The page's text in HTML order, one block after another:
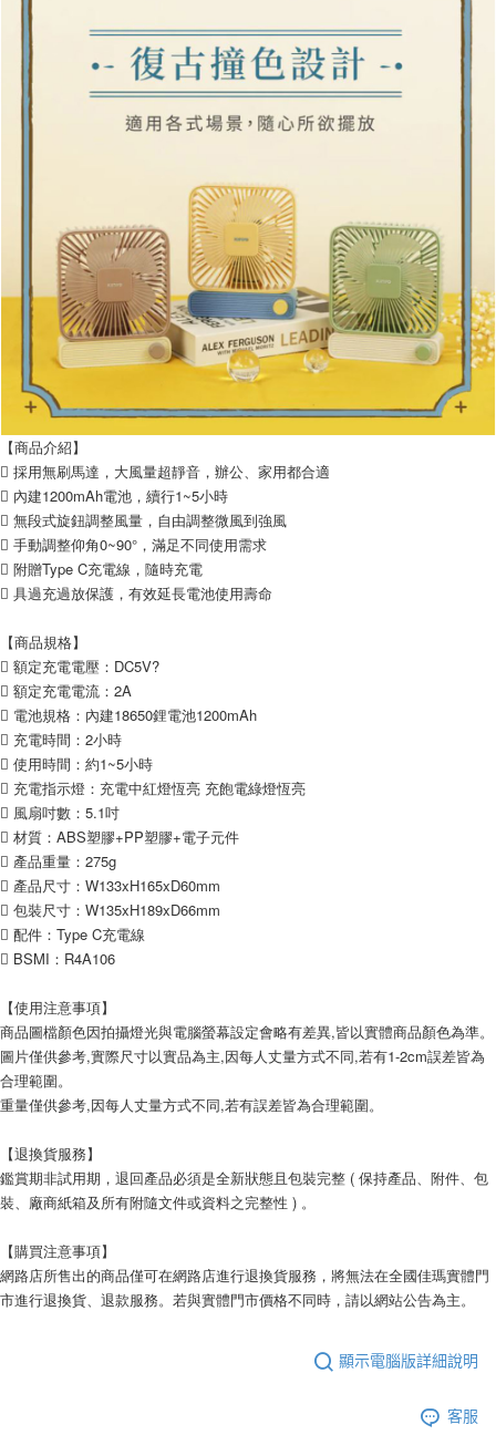
【商品介紹】
 採用無刷馬達，大風量超靜音，辦公、家用都合適
 內建1200mAh電池，續行1~5小時
 無段式旋鈕調整風量，自由調整微風到強風
 手動調整仰角0~90°，滿足不同使用需求
 附贈Type C充電線，隨時充電
 具過充過放保護，有效延長電池使用壽命
【商品規格】
 額定充電電壓：DC5V?
 額定充電電流：2A
 電池規格：內建18650鋰電池1200mAh
 充電時間：2小時
 使用時間：約1~5小時
 充電指示燈：充電中紅燈恆亮 充飽電綠燈恆亮
 風扇吋數：5.1吋
 材質：ABS塑膠+PP塑膠+電子元件
 產品重量：275g
 產品尺寸：W133xH165xD60mm
 包裝尺寸：W135xH189xD66mm
 配件：Type C充電線
 BSMI：R4A106
【使用注意事項】
商品圖檔顏色因拍攝燈光與電腦螢幕設定會略有差異,皆以實體商品顏色為準。
圖片僅供參考,實際尺寸以實品為主,因每人丈量方式不同,若有1-2cm誤差皆為
合理範圍。
重量僅供參考,因每人丈量方式不同,若有誤差皆為合理範圍。
【退換貨服務】
鑑賞期非試用期，退回產品必須是全新狀態且包裝完整 ( 保持產品、附件、包
裝、廠商紙箱及所有附隨文件或資料之完整性 ) 。
【購買注意事項】
網路店所售出的商品僅可在網路店進行退換貨服務，將無法在全國佳瑪實體門
市進行退換貨、退款服務。若與實體門市價格不同時，請以網站公告為主。
顯示電腦版詳細說明
客服